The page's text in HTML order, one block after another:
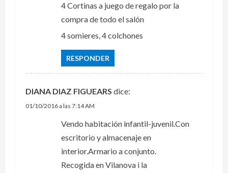
4 Cortinas a juego de regalo por la
compra de todo el salón
4 somieres, 4 colchones
RESPONDER
DIANA DIAZ FIGUEARS dice:
01/10/2016 a las 7:14 AM
Vendo habitación infantil-juvenil.Con
escritorio y almacenaje en
interior.Armario a conjunto.
Recogida en Vilanova i la